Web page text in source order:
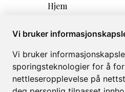
Vi bruker
Vi bruker
sporingsteknologier for å
nettleseropplevelse på
Hjem
Aktiviteter
Forfriskninger
Om
Galleri